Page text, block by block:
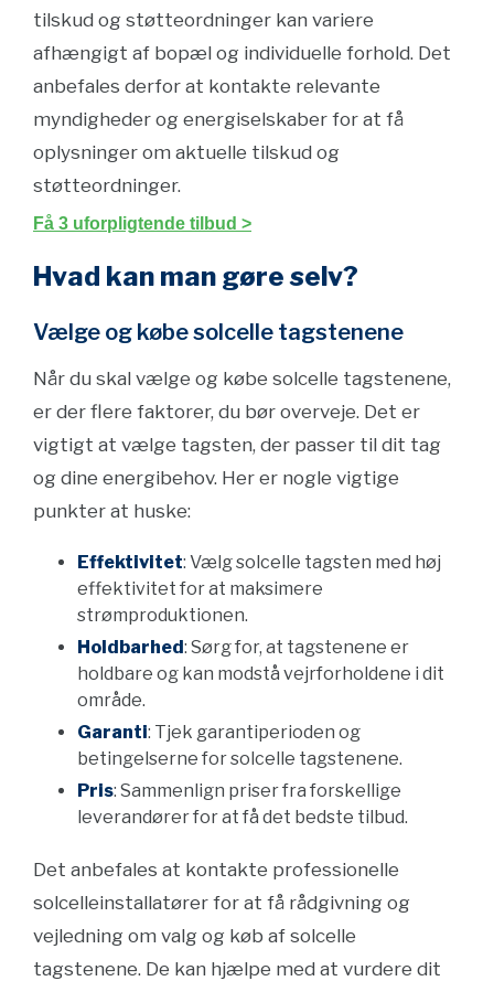
tilskud og støtteordninger kan variere
afhængigt af bopæl og individuelle forhold. Det
anbefales derfor at kontakte relevante
myndigheder og energiselskaber for at få
oplysninger om aktuelle tilskud og
støtteordninger.
Få 3 uforpligtende tilbud >
Hvad kan man gøre selv?
Vælge og købe solcelle tagstenene
Når du skal vælge og købe solcelle tagstenene,
er der flere faktorer, du bør overveje. Det er
vigtigt at vælge tagsten, der passer til dit tag
og dine energibehov. Her er nogle vigtige
punkter at huske:
Effektivitet: Vælg solcelle tagsten med høj
effektivitet for at maksimere
strømproduktionen.
Holdbarhed: Sørg for, at tagstenene er
holdbare og kan modstå vejrforholdene i dit
område.
Garanti: Tjek garantiperioden og
betingelserne for solcelle tagstenene.
Pris: Sammenlign priser fra forskellige
leverandører for at få det bedste tilbud.
Det anbefales at kontakte professionelle
solcelleinstallatører for at få rådgivning og
vejledning om valg og køb af solcelle
tagstenene. De kan hjælpe med at vurdere dit